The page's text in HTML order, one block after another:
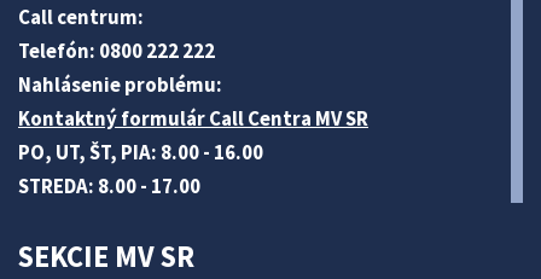
Call centrum:
Telefón: 0800 222 222
Nahlásenie problému:
Kontaktný formulár Call Centra MV SR
PO, UT, ŠT, PIA: 8.00 - 16.00
STREDA: 8.00 - 17.00
SEKCIE MV SR